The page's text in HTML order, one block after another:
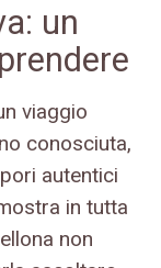
un
viaggio
conosciuta,
autentici
in tutta
non